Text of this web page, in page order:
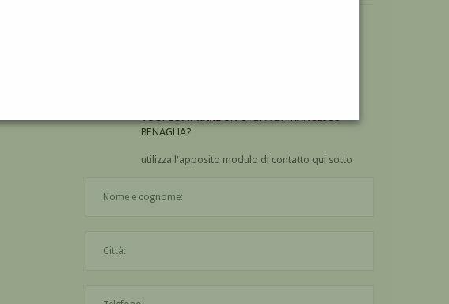
VUOICOMPRAREUN'OPERA DI FRANCESCO
BENAGLIA?
utilizza l'apposito modulo di contatto qui sotto